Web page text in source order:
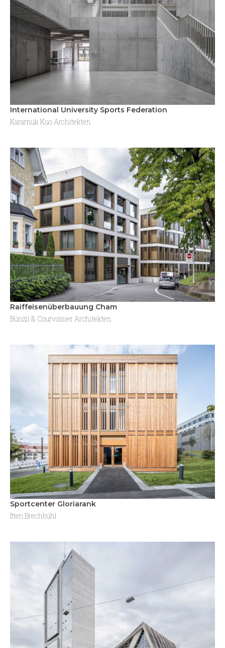
International University Sports Federation
Karamuk Kuo Architekten
Raiffeisenüberbauung Cham
Bünzli & Courvoisier Architekten
Sportcenter Gloriarank
Itten Brechbühl